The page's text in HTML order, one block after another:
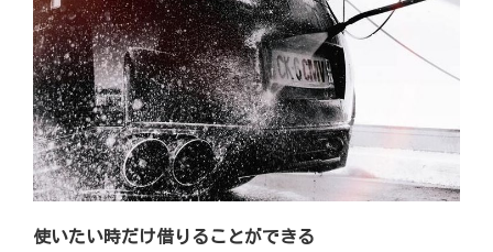
使いたい時だけ借りることができる